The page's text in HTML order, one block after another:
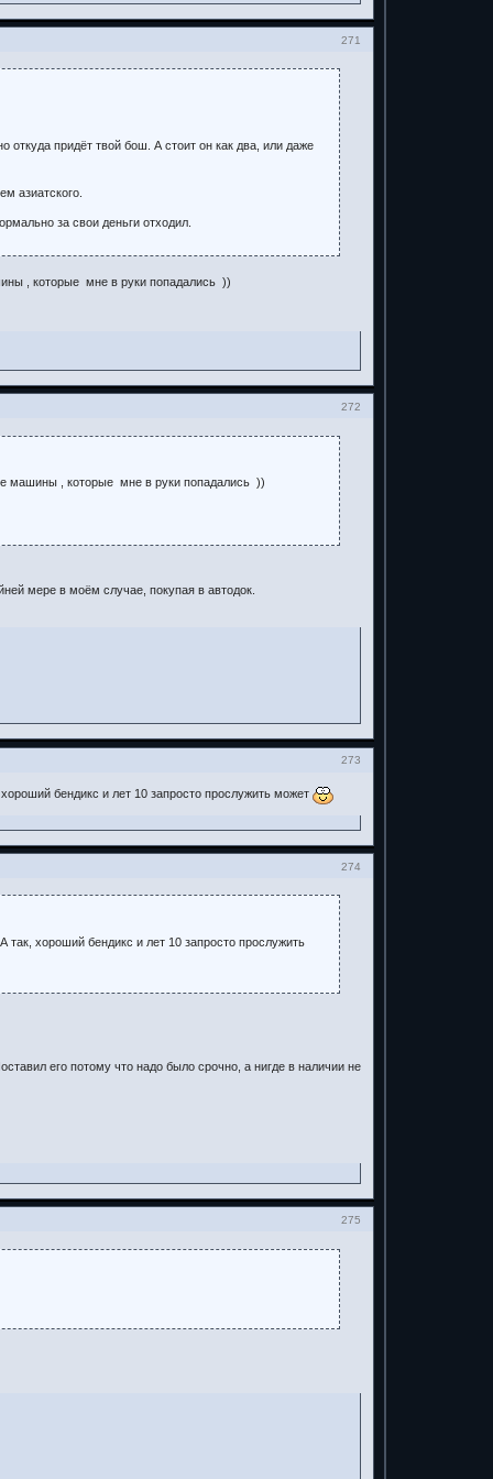
271
придёт твой бош. А стоит он как два, или даже
азиатского.
за свои деньги отходил.
, которые мне в руки попадались ))
272
машины , которые мне в руки попадались ))
мере в моём случае, покупая в автодок.
273
бендикс и лет 10 запросто прослужить может
274
хороший бендикс и лет 10 запросто прослужить
его потому что надо было срочно, а нигде в наличии не
275